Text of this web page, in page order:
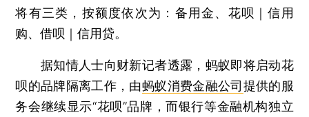
将有三类，按额度依次为：备用金、花呗｜信用
购、借呗｜信用贷。
据知情人士向财新记者透露，蚂蚁即将启动花
呗的品牌隔离工作，由蚂蚁消费金融公司提供的服
务会继续显示“花呗”品牌，而银行等金融机构独立